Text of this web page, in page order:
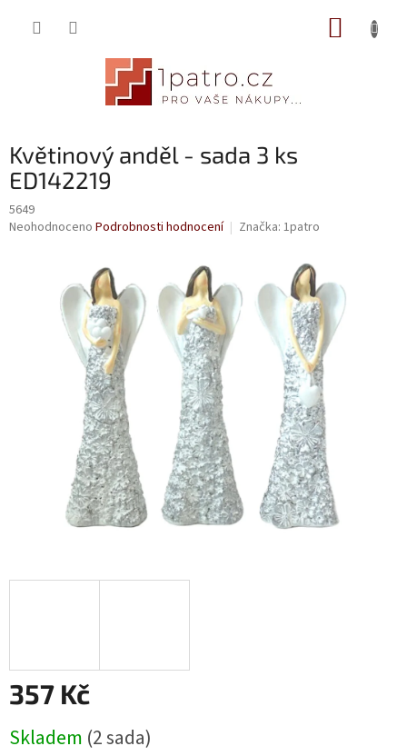
Květinový anděl - sada 3 ks
ED142219
5649
Průměrné
Neohodnoceno Podrobnosti hodnocení Značka: 1patro
357 Kč
cena:
Skladem (2 sada)